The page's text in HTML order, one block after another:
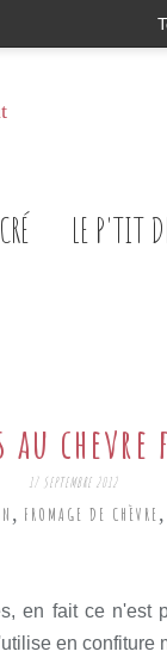
LE P'TIT
au chevre
17 SEPTEMBRE 2012
, FROMAGE DE CHÈVRE,
en fait ce n'est
en confiture